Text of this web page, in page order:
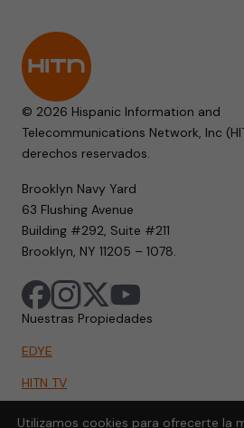
© 2026 Hispanic Information and
Telecommunications Network, Inc
derechos reservados.
Brooklyn Navy Yard
63 Flushing Avenue
Building #292, Suite #211
Brooklyn, NY 11205 – 1078.
Nuestras Propiedades
EDYE
HITN TV
HITN.ORG
Utilizamos cookies para ofrecerte la